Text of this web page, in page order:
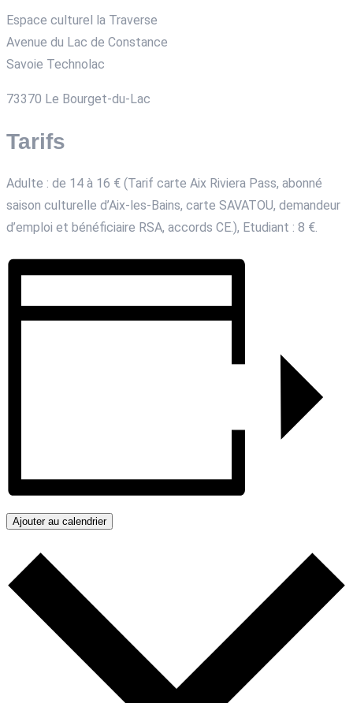
Espace culturel la Traverse
Avenue du Lac de Constance
Savoie Technolac
73370 Le Bourget-du-Lac
Tarifs
Adulte : de 14 à 16 € (Tarif carte Aix Riviera Pass, abonné
saison culturelle d’Aix-les-Bains, carte SAVATOU, demandeur
d’emploi et bénéficiaire RSA, accords CE.), Etudiant : 8 €.
Ajouter au calendrier